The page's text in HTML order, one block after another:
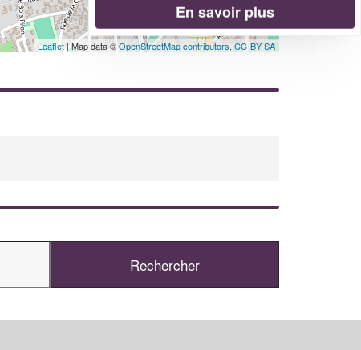
Leaflet| Map data ©OpenStreetMap contributors, CC-BY-SA
En savoir plus